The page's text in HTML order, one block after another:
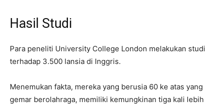
Hasil Studi
Para peneliti University College London melakukan studi
terhadap 3.500 lansia di Inggris.
Menemukan fakta, mereka yang berusia 60 ke atas yang
gemar berolahraga, memiliki kemungkinan tiga kali lebih